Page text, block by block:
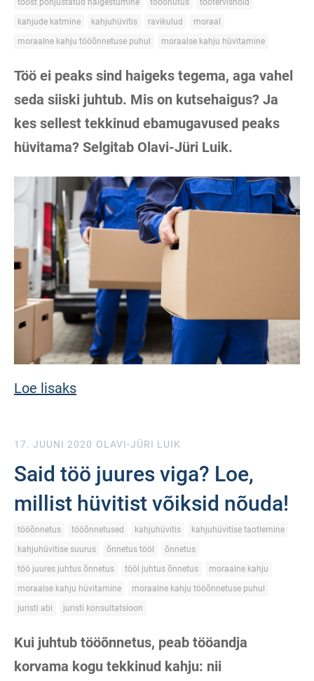
tööst põhjustatud haigestumine tööohutus
töötervishoid
kahjude katmine
kahjuhüvitis ravikulud
moraal
moraalne kahju tööõnnetuse puhul
moraalse kahju hüvitamine
Töö ei peaks sind haigeks tegema, aga vahel
seda siiski juhtub. Mis on kutsehaigus? Ja
kes sellest tekkinud ebamugavused peaks
hüvitama? Selgitab Olavi-Jüri Luik.
Loe lisaks
17. JUUNI 2020 OLAVI-JÜRI LUIK
Said töö juures viga? Loe,
millist hüvitist võiksid nõuda!
tööõnnetus tööõnnetused kahjuhüvitis
kahjuhüvitise taotlemine
kahjuhüvitise suurus
õnnetus tööl
õnnetus
töö juures juhtus õnnetus
tööl juhtus õnnetus
moraalne kahju
moraalse kahju hüvitamine
moraalne kahju tööõnnetuse puhul
juristi abi
juristi konsultatsioon
Kui juhtub tööõnnetus, peab tööandja
korvama kogu tekkinud kahju: nii